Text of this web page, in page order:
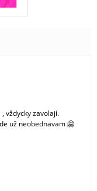
vždycky zavolají.
už neobednavam 🤗